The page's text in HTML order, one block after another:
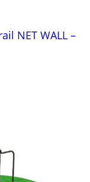
NET WALL –
Obstacle